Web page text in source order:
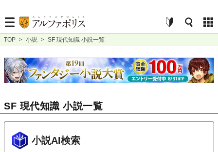
TOP > 小説 > SF 現代知識 小説一覧
SF 現代知識 小説一覧
小説AI検索